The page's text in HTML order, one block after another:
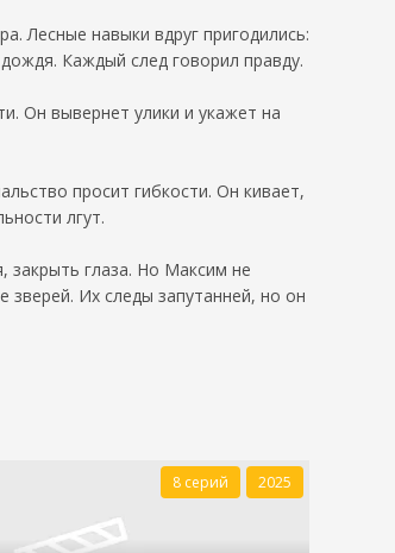
Лесные навыки вдруг пригодились:
Каждый след говорил правду.
Он вывернет улики и укажет на
просит гибкости. Он кивает,
лгут.
глаза. Но Максим не
Их следы запутанней, но он
8 серий 2025